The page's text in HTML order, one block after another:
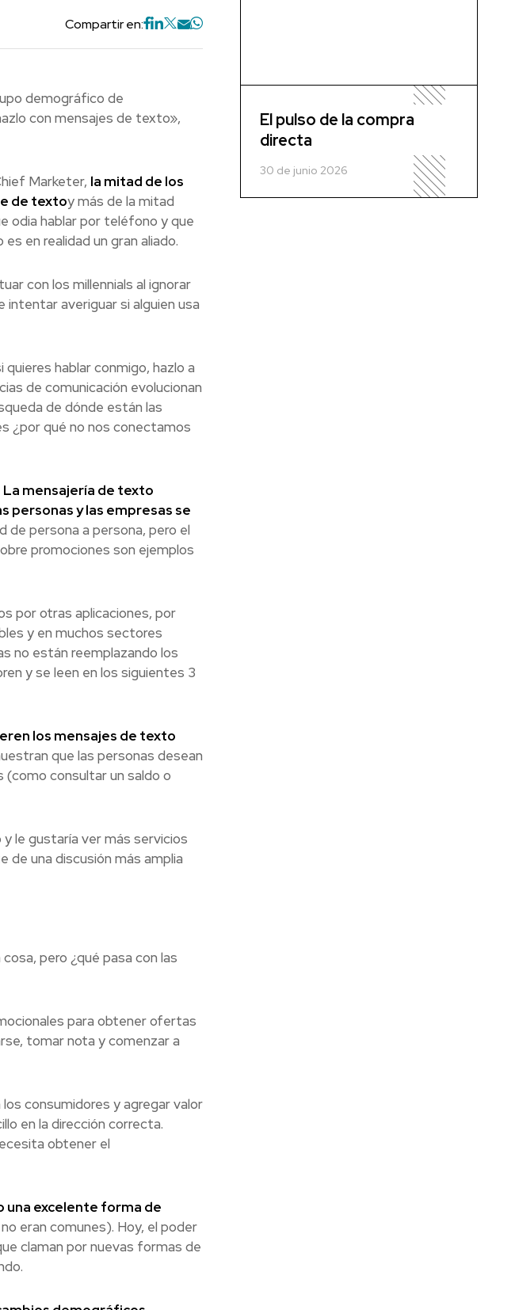
Compartir en:
demográfico de
con mensajes de texto»,
Marketer, la mitad de los
de textoy más de la mitad
odia hablar por teléfono y que
en realidad un gran aliado.
con los millennials al ignorar
averiguar si alguien usa
hablar conmigo, hazlo a
de comunicación evolucionan
de dónde están las
¿por qué no nos conectamos
La mensajería de texto
personas y las empresas se
de persona a persona, pero el
promociones son ejemplos
por otras aplicaciones, por
y en muchos sectores
no están reemplazando los
y se leen en los siguientes 3
los mensajes de texto
que las personas desean
consultar un saldo o
le gustaría ver más servicios
de una discusión más amplia
pero ¿qué pasa con las
para obtener ofertas
tomar nota y comenzar a
consumidores y agregar valor
en la dirección correcta.
obtener el
una excelente forma de
eran comunes). Hoy, el poder
claman por nuevas formas de
El pulso de la compra
directa
30 de junio 2026